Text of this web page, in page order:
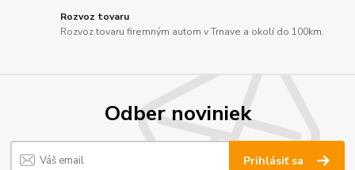
Rozvoz tovaru
Rozvoz tovaru firemným autom v Trnave a okolí do 100km.
Odber noviniek
Prihlásiť sa